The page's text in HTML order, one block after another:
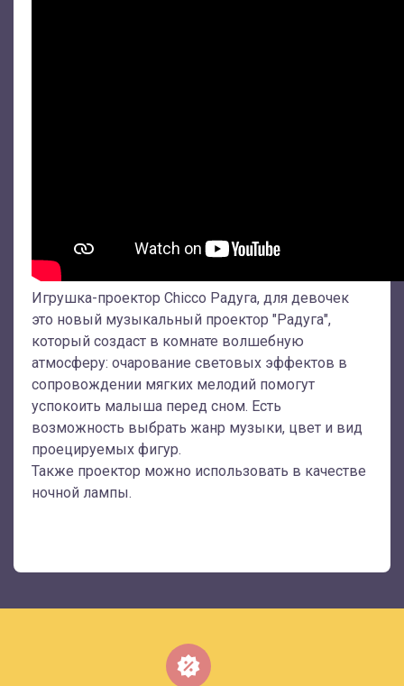
Игрушка-проектор Chicco Радуга, для девочек
это новый музыкальный проектор "Радуга",
который создаст в комнате волшебную
атмосферу: очарование световых эффектов в
сопровождении мягких мелодий помогут
успокоить малыша перед сном. Есть
возможность выбрать жанр музыки, цвет и вид
проецируемых фигур.
Также проектор можно использовать в качестве
ночной лампы.